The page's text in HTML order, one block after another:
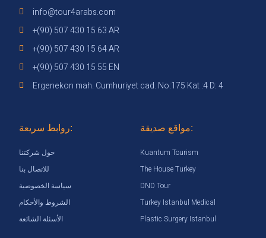
info@tour4arabs.com
+(90) 507 430 15 63 AR
+(90) 507 430 15 64 AR
+(90) 507 430 15 55 EN
Ergenekon mah. Cumhuriyet cad. No:175 Kat :4 D: 4
روابط سريعة:
حول شركتنا
للاتصال بنا
سياسة الخصوصية
الشروط والأحكام
الأسئلة الشائعة
مواقع صديقة:
Kuantum Tourism
The House Turkey
DND Tour
Turkey Istanbul Medical
Plastic Surgery Istanbul